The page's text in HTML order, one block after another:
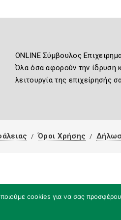
ONLINE Σύμβουλος
Όλα όσα αφορούν την ίδρυση
λειτουργία της επιχείρησής
Όροι Χρήσης
cookies για να σας